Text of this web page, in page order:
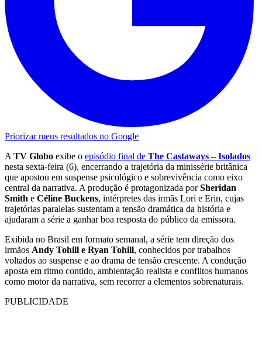
Priorizar meus resultados no Google
A TV Globo exibe o episódio final de The Castaways – Isolados
nesta sexta-feira (6), encerrando a trajetória da minissérie britânica
que apostou em suspense psicológico e sobrevivência como eixo
central da narrativa. A produção é protagonizada porSheridan
Smith e Céline Buckens, intérpretes das irmãs Lori e Erin, cujas
trajetórias paralelas sustentam a tensão dramática da história e
ajudaram a série a ganhar boa resposta do público da emissora.
Exibida no Brasil em formato semanal, a série tem direção dos
irmãos Andy Tohill e Ryan Tohill, conhecidos por trabalhos
voltados ao suspense e ao drama de tensão crescente. A condução
aposta em ritmo contido, ambientação realista e conflitos humanos
como motor da narrativa, sem recorrer a elementos sobrenaturais.
PUBLICIDADE